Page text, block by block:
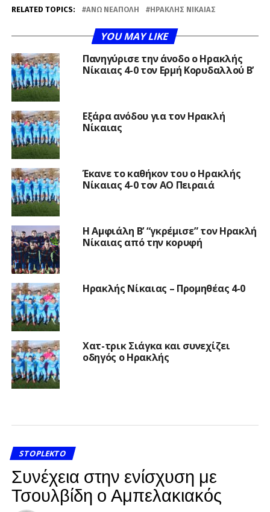
RELATED TOPICS: ΆΝΩ ΝΕΆΠΟΛΗ ΗΡΑΚΛΉΣ ΝΊΚΑΙΑΣ
YOU MAY LIKE
Πανηγύρισε την άνοδο ο Ηρακλής
Νίκαιας 4-0 τον Ερμή Κορυδαλλού Β’
Εξάρα ανόδου για τον Ηρακλή
Νίκαιας
Έκανε το καθήκον του ο Ηρακλής
Νίκαιας 4-0 τον ΑΟ Πειραιά
Η Αμφιάλη Β’ “γκρέμισε” τον Ηρακλή
Νίκαιας από την κορυφή
Ηρακλής Νίκαιας – Προμηθέας 4-0
Χατ-τρικ Σιάγκα και συνεχίζει
οδηγός ο Ηρακλής
STOPLEKTO
Συνέχεια στην ενίσχυση με
Τσουλβίδη ο Αμπελακιακός